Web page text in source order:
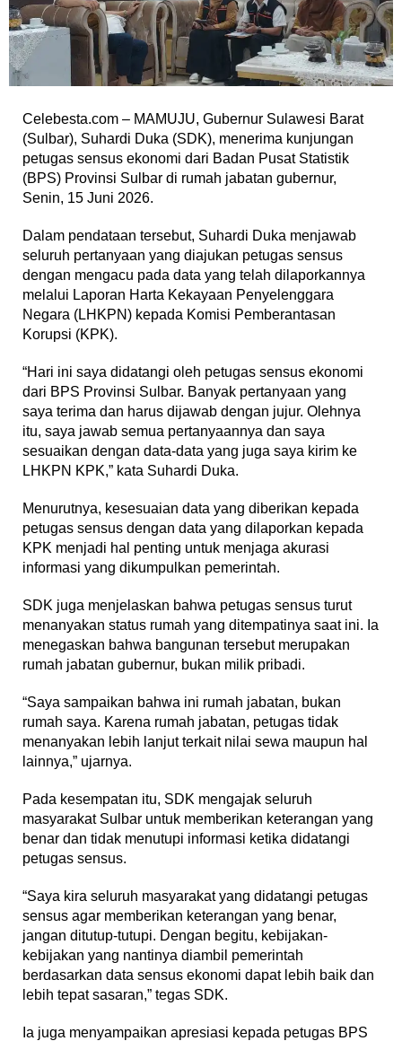
Celebesta.com – MAMUJU, Gubernur Sulawesi Barat
(Sulbar), Suhardi Duka (SDK), menerima kunjungan
petugas sensus ekonomi dari Badan Pusat Statistik
(BPS) Provinsi Sulbar di rumah jabatan gubernur,
Senin, 15 Juni 2026.
Dalam pendataan tersebut, Suhardi Duka menjawab
seluruh pertanyaan yang diajukan petugas sensus
dengan mengacu pada data yang telah dilaporkannya
melalui Laporan Harta Kekayaan Penyelenggara
Negara (LHKPN) kepada Komisi Pemberantasan
Korupsi (KPK).
“Hari ini saya didatangi oleh petugas sensus ekonomi
dari BPS Provinsi Sulbar. Banyak pertanyaan yang
saya terima dan harus dijawab dengan jujur. Olehnya
itu, saya jawab semua pertanyaannya dan saya
sesuaikan dengan data-data yang juga saya kirim ke
LHKPN KPK,” kata Suhardi Duka.
Menurutnya, kesesuaian data yang diberikan kepada
petugas sensus dengan data yang dilaporkan kepada
KPK menjadi hal penting untuk menjaga akurasi
informasi yang dikumpulkan pemerintah.
SDK juga menjelaskan bahwa petugas sensus turut
menanyakan status rumah yang ditempatinya saat ini. Ia
menegaskan bahwa bangunan tersebut merupakan
rumah jabatan gubernur, bukan milik pribadi.
“Saya sampaikan bahwa ini rumah jabatan, bukan
rumah saya. Karena rumah jabatan, petugas tidak
menanyakan lebih lanjut terkait nilai sewa maupun hal
lainnya,” ujarnya.
Pada kesempatan itu, SDK mengajak seluruh
masyarakat Sulbar untuk memberikan keterangan yang
benar dan tidak menutupi informasi ketika didatangi
petugas sensus.
“Saya kira seluruh masyarakat yang didatangi petugas
sensus agar memberikan keterangan yang benar,
jangan ditutup-tutupi. Dengan begitu, kebijakan-
kebijakan yang nantinya diambil pemerintah
berdasarkan data sensus ekonomi dapat lebih baik dan
lebih tepat sasaran,” tegas SDK.
Ia juga menyampaikan apresiasi kepada petugas BPS